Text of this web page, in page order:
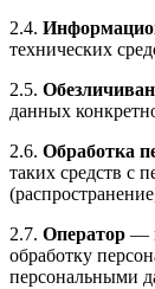
2.4.
технических
2.5.
данных
2.6. Обработка
таких средств с
2.7. Оператор —
обработку
персональными